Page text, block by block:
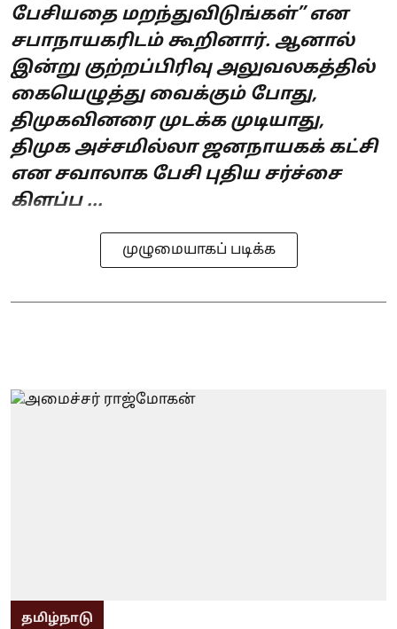
பேசியதை மறந்துவிடுங்கள்” என
சபாநாயகரிடம் கூறினார். ஆனால்
இன்று குற்றப்பிரிவு அலுவலகத்தில்
கையெழுத்து வைக்கும் போது,
திமுகவினரை முடக்க முடியாது,
திமுக அச்சமில்லா ஜனநாயகக் கட்சி
என சவாலாக பேசி புதிய சர்ச்சை
கிளப்ப ...
முழுமையாகப் படிக்க
தமிழ்நாடு